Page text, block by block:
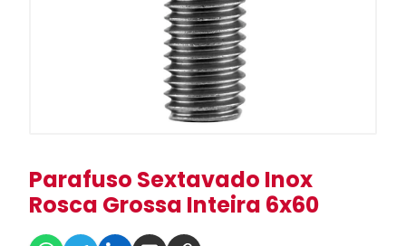
Parafuso Sextavado Inox
Rosca Grossa Inteira 6x60